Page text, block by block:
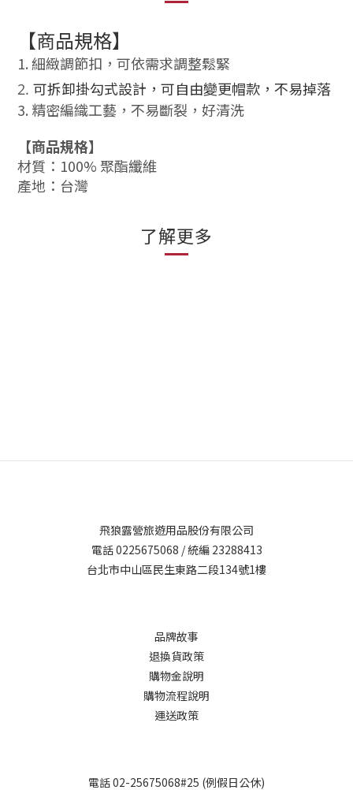
【商品規格】
1. 細緻調節扣，可依需求調整鬆緊
2. 可拆卸掛勾式設計，可自由變更帽款， 不易掉落
3. 精密編織工藝，不易斷裂，好清洗
【商品規格】
材質：100% 聚酯纖維
產地：台灣
了解更多
飛狼露營旅遊用品股份有限公司
電話 0225675068 / 統編 23288413
台北市中山區民生東路二段134號1樓
品牌故事
退換貨政策
購物金說明
購物流程說明
運送政策
電話 02-25675068#25 (例假日公休)